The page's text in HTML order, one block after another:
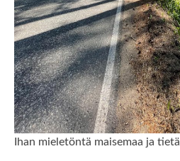
Ihan mieletöntä maisemaa ja tietä